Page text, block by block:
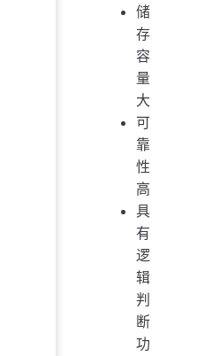
储
存
容
量
大
可
靠
性
高
具
有
逻
辑
判
断
功